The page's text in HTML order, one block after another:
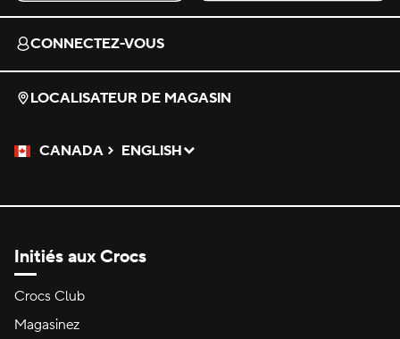
Download on the App Store.
Get it on Google Play.
CONNECTEZ-VOUS
LOCALISATEUR DE MAGASIN
CANADA
Veuillez sélectionner une langue
ENGLISH
Sélectionné
Initiés aux Crocs
Crocs Club
Magasinez